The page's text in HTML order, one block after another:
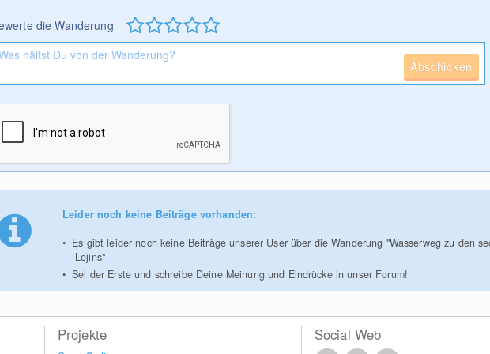
die Wanderung
Abschicken
Leider noch keine Beiträge vorhanden:
Es gibt leider noch keine Beiträge unserer User über die Wanderung "Wasserweg zu den
Lejins"
Sei der Erste und schreibe Deine Meinung und Eindrücke in unser Forum!
Projekte Social Web